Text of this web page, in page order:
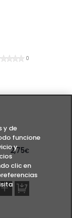
0
2,75€
+
y de
funcione
y
clic en